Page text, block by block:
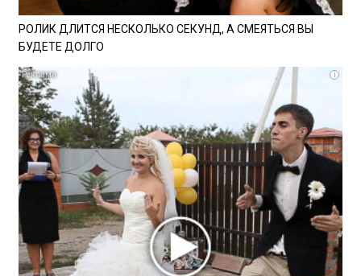
РОЛИК ДЛИТСЯ НЕСКОЛЬКО СЕКУНД, А СМЕЯТЬСЯ ВЫ
БУДЕТЕ ДОЛГО
i